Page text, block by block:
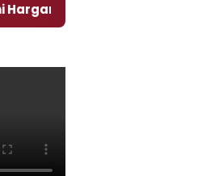
‎Nasirun Maestro Lukis